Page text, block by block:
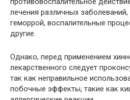
лечения различных
геморрой, воспалительные
другие.
Однако, перед применением
лекарственного следует
так как неправильное
побочные эффекты, такие как